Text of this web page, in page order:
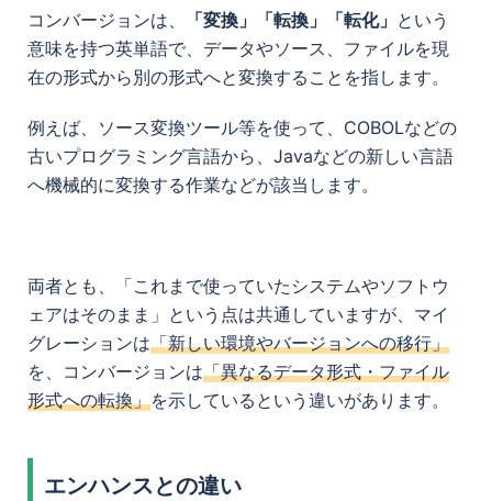
コンバージョンは、 「変換」「転換」「転化」 という
意味を持つ英単語で、データやソース、ファイルを現
在の形式から別の形式へと変換することを指します。
例えば、ソース変換ツール等を使って、COBOLなどの
古いプログラミング言語から、Javaなどの新しい言語
へ機械的に変換する作業などが該当します。
両者とも、「これまで使っていたシステムやソフトウ
ェアはそのまま」という点は共通していますが、マイ
グレーションは「新しい環境やバージョンへの移行」
を、コンバージョンは「異なるデータ形式・ファイル
形式への転換」を示しているという違いがあります。
エンハンスとの違い